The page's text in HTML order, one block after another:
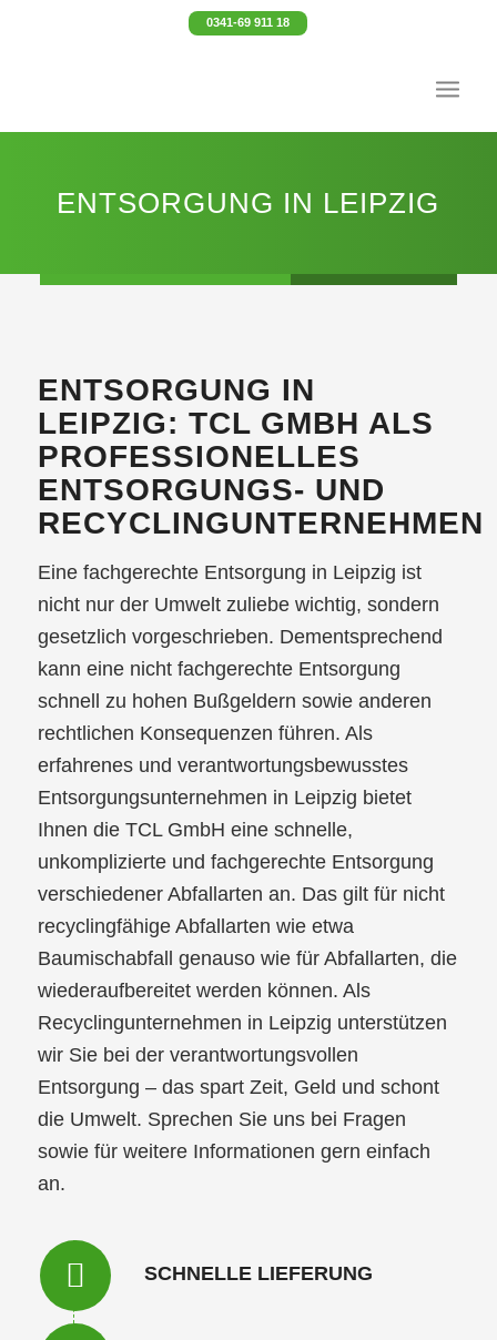
0341-69 911 18
ENTSORGUNG IN LEIPZIG
ENTSORGUNG IN
LEIPZIG: TCL GMBH ALS
PROFESSIONELLES
ENTSORGUNGS- UND
RECYCLINGUNTERNEHMEN
Eine fachgerechte Entsorgung in Leipzig ist
nicht nur der Umwelt zuliebe wichtig, sondern
gesetzlich vorgeschrieben. Dementsprechend
kann eine nicht fachgerechte Entsorgung
schnell zu hohen Bußgeldern sowie anderen
rechtlichen Konsequenzen führen. Als
erfahrenes und verantwortungsbewusstes
Entsorgungsunternehmen in Leipzig bietet
Ihnen die TCL GmbH eine schnelle,
unkomplizierte und fachgerechte Entsorgung
verschiedener Abfallarten an. Das gilt für nicht
recyclingfähige Abfallarten wie etwa
Baumischabfall genauso wie für Abfallarten, die
wiederaufbereitet werden können. Als
Recyclingunternehmen in Leipzig unterstützen
wir Sie bei der verantwortungsvollen
Entsorgung – das spart Zeit, Geld und schont
die Umwelt. Sprechen Sie uns bei Fragen
sowie für weitere Informationen gern einfach
an.
SCHNELLE LIEFERUNG